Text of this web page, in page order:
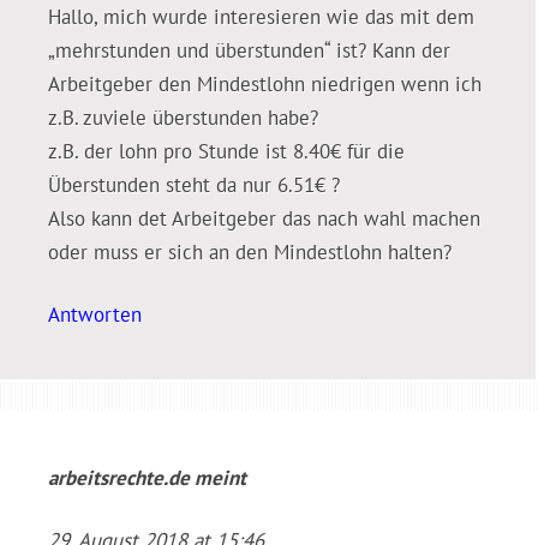
Hallo, mich wurde interesieren wie das mit dem
„mehrstunden und überstunden“ ist? Kann der
Arbeitgeber den Mindestlohn niedrigen wenn ich
z.B. zuviele überstunden habe?
z.B. der lohn pro Stunde ist 8.40€ für die
Überstunden steht da nur 6.51€ ?
Also kann det Arbeitgeber das nach wahl machen
oder muss er sich an den Mindestlohn halten?
Antworten
arbeitsrechte.demeint